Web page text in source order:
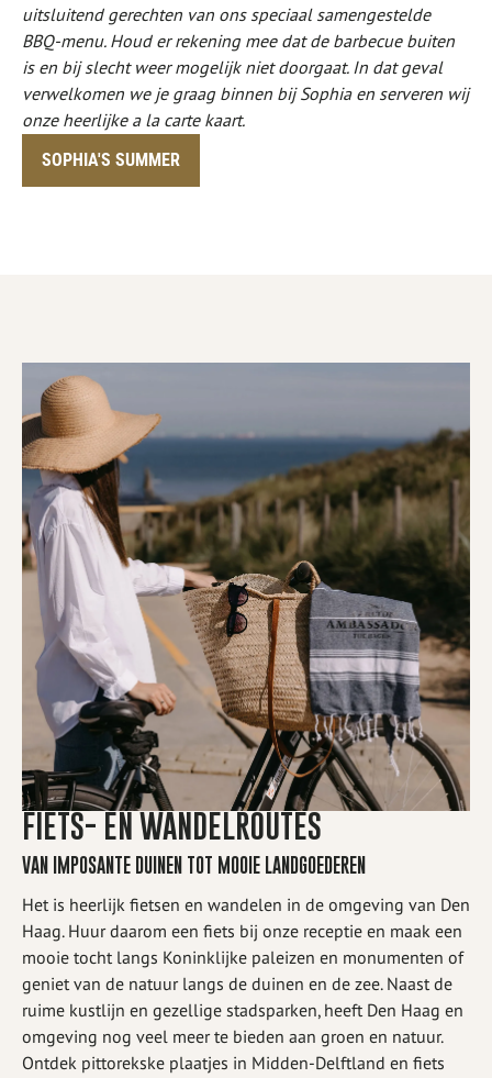
uitsluitend gerechten van ons speciaal samengestelde
BBQ-menu. Houd er rekening mee dat de barbecue buiten
is en bij slecht weer mogelijk niet doorgaat. In dat geval
verwelkomen we je graag binnen bij Sophia en serveren wij
onze heerlijke a la carte kaart.
SOPHIA'S SUMMER
FIETS- EN WANDELROUTES
VAN IMPOSANTE DUINEN TOT MOOIE LANDGOEDEREN
Het is heerlijk fietsen en wandelen in de omgeving van Den
Haag. Huur daarom een fiets bij onze receptie en maak een
mooie tocht langs Koninklijke paleizen en monumenten of
geniet van de natuur langs de duinen en de zee. Naast de
ruime kustlijn en gezellige stadsparken, heeft Den Haag en
omgeving nog veel meer te bieden aan groen en natuur.
Ontdek pittorekske plaatjes in Midden-Delftland en fiets